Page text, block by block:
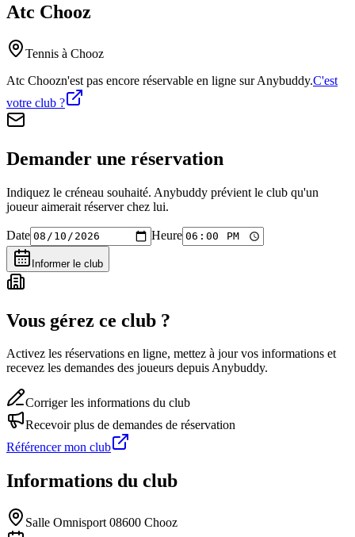
Atc Chooz
Tennis à Chooz
Atc Choozn'est pas encore réservable en ligne sur Anybuddy.C'est
votre club ?
Demander une réservation
Indiquez le créneau souhaité. Anybuddy prévient le club qu'un
joueur aimerait réserver chez lui.
Date Heure
Informer le club
Vous gérez ce club ?
Activez les réservations en ligne, mettez à jour vos informations et
recevez les demandes des joueurs depuis Anybuddy.
Corriger les informations du club
Recevoir plus de demandes de réservation
Référencer mon club
Informations du club
Salle Omnisport 08600 Chooz